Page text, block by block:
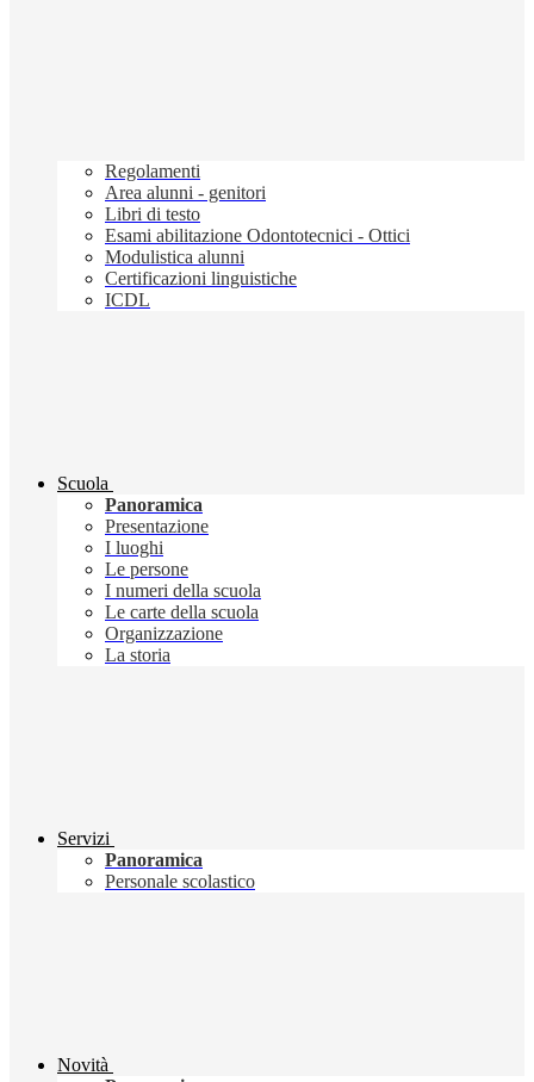
Regolamenti
Area alunni - genitori
Libri di testo
Esami abilitazione Odontotecnici - Ottici
Modulistica alunni
Certificazioni linguistiche
ICDL
Scuola
Panoramica
Presentazione
I luoghi
Le persone
I numeri della scuola
Le carte della scuola
Organizzazione
La storia
Servizi
Panoramica
Personale scolastico
Novità